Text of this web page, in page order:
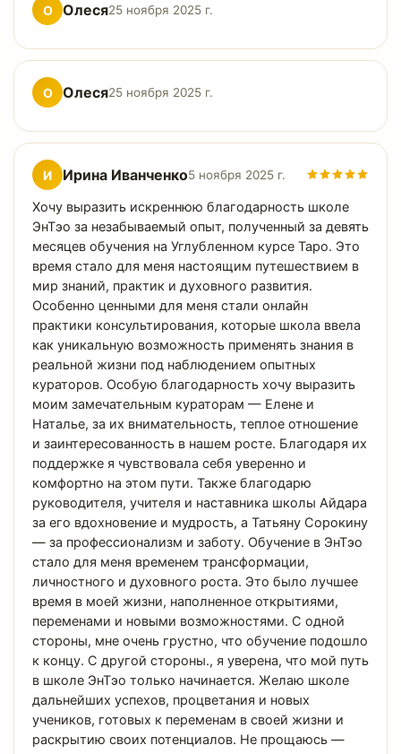
О Олеся25 ноября 2025 г.
О Олеся25 ноября 2025 г.
И Ирина Иванченко5 ноября 2025 г.
Хочу выразить искреннюю благодарность школе
ЭнТэо за незабываемый опыт, полученный за девять
месяцев обучения на Углубленном курсе Таро. Это
время стало для меня настоящим путешествием в
мир знаний, практик и духовного развития.
Особенно ценными для меня стали онлайн
практики консультирования, которые школа ввела
как уникальную возможность применять знания в
реальной жизни под наблюдением опытных
кураторов. Особую благодарность хочу выразить
моим замечательным кураторам — Елене и
Наталье, за их внимательность, теплое отношение
и заинтересованность в нашем росте. Благодаря их
поддержке я чувствовала себя уверенно и
комфортно на этом пути. Также благодарю
руководителя, учителя и наставника школы Айдара
за его вдохновение и мудрость, а Татьяну Сорокину
— за профессионализм и заботу. Обучение в ЭнТэо
стало для меня временем трансформации,
личностного и духовного роста. Это было лучшее
время в моей жизни, наполненное открытиями,
переменами и новыми возможностями. С одной
стороны, мне очень грустно, что обучение подошло
к концу. С другой стороны., я уверена, что мой путь
в школе ЭнТэо только начинается. Желаю школе
дальнейших успехов, процветания и новых
учеников, готовых к переменам в своей жизни и
раскрытию своих потенциалов. Не прощаюсь —